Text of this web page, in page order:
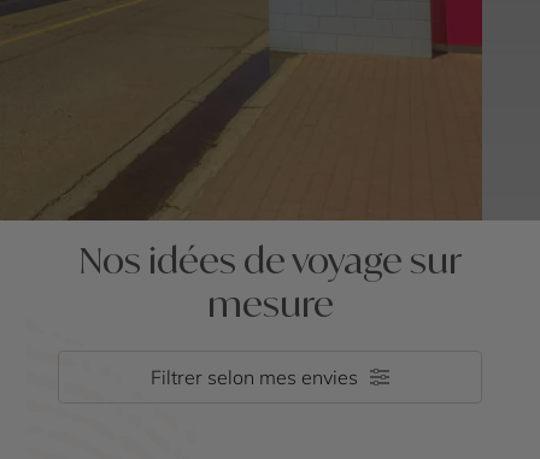
Nos idées de voyage sur
mesure
Filtrer selon mes envies